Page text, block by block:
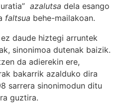
azalutsa dela esango
faltsua behe-mailakoan.
daude hiztegi arruntek
sinonimoa dutenak baizik.
da adierekin ere,
bakarrik azalduko dira
sarrera sinonimodun ditu
guztira.